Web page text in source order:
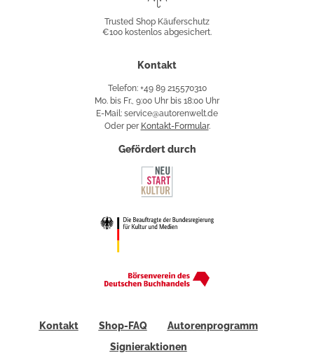
Käuferschutz
Trusted Shop Käuferschutz
€100 kostenlos abgesichert.
Kontakt
Telefon: +49 89 215570310
Mo. bis Fr., 9:00 Uhr bis 18:00 Uhr
E-Mail: service@autorenwelt.de
Oder per Kontakt-Formular.
Gefördert durch
Kontakt Shop-FAQ
Autorenprogramm
Signieraktionen